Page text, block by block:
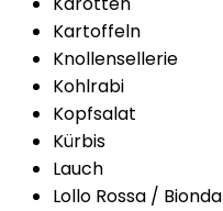
Kartoffeln
Knollensellerie
Kohlrabi
Kopfsalat
Kürbis
Lauch
Lollo Rossa / Bionda